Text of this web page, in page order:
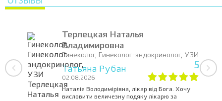
Терлецкая Наталья
Владимировна
Гинеколог, Гинеколог-эндокринолог, УЗИ
Татьяна Рубан
02.08.2026
5
Наталія Володимірівна, лікар від Бога. Хочу
висловити величезну подяку лікарю за